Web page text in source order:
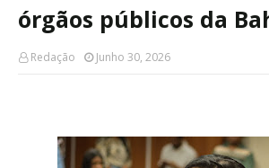
órgãos públicos da
Redação Junho 30, 2026